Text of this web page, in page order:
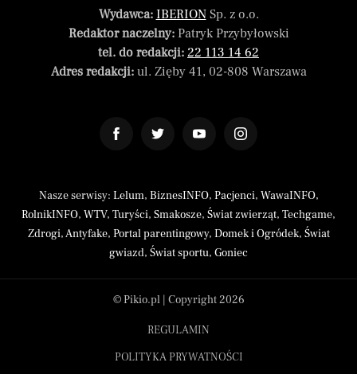
Wydawca: IBERIONSp. z o.o.
Redaktor naczelny:Patryk Przybyłowski
tel. do redakcji: 22 113 14 62
Adres redakcji:ul. Zięby 41, 02-808 Warszawa
Nasze serwisy: Lelum, BiznesINFO, Pacjenci, WawaINFO,
RolnikINFO, WTV, Turyści, Smakosze, Świat zwierząt, Techgame,
Zdrogi,Antyfake, Portal parentingowy, Domek i Ogródek, Świat
gwiazd, Świat sportu, Goniec
© Pikio.pl | Copyright 2026
REGULAMIN
POLITYKA PRYWATNOŚCI